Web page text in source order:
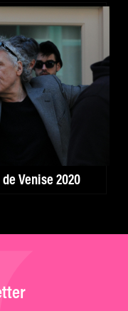
Venise 2020